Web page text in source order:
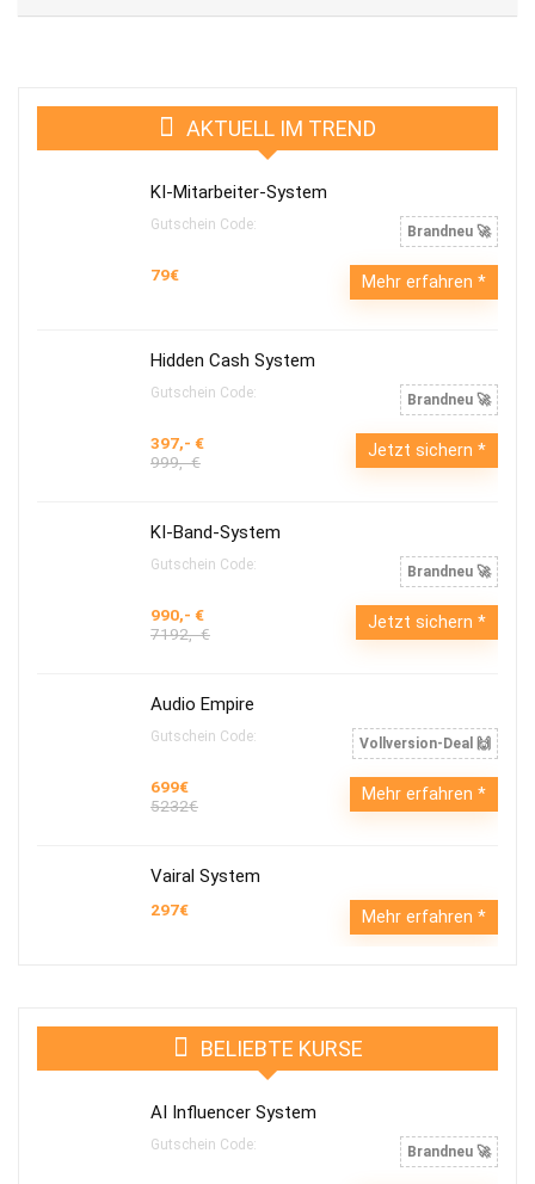
AKTUELL IM TREND
KI-Mitarbeiter-System
Gutschein Code: Brandneu 🚀
79€ Mehr erfahren
Hidden Cash System
Gutschein Code: Brandneu 🚀
397,- €
999,- €
Jetzt sichern
KI-Band-System
Gutschein Code: Brandneu 🚀
990,- €
7192,- €
Jetzt sichern
Audio Empire
Gutschein Code: Vollversion-Deal 🙌
699€
5232€
Mehr erfahren
Vairal System
297€ Mehr erfahren
BELIEBTE KURSE
AI Influencer System
Gutschein Code: Brandneu 🚀